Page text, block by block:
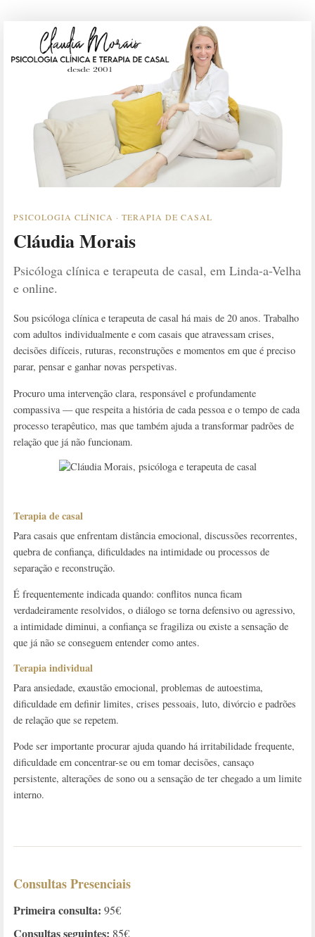
PSICOLOGIA CLÍNICA · TERAPIA DE CASAL
Cláudia Morais
Psicóloga clínica e terapeuta de casal, em Linda-a-Velha
e online.
Sou psicóloga clínica e terapeuta de casal há mais de 20 anos. Trabalho
com adultos individualmente e com casais que atravessam crises,
decisões difíceis, ruturas, reconstruções e momentos em que é preciso
parar, pensar e ganhar novas perspetivas.
Procuro uma intervenção clara, responsável e profundamente
compassiva — que respeita a história de cada pessoa e o tempo de cada
processo terapêutico, mas que também ajuda a transformar padrões de
relação que já não funcionam.
Terapia de casal
Para casais que enfrentam distância emocional, discussões recorrentes,
quebra de confiança, dificuldades na intimidade ou processos de
separação e reconstrução.
É frequentemente indicada quando: conflitos nunca ficam
verdadeiramente resolvidos, o diálogo se torna defensivo ou agressivo,
a intimidade diminui, a confiança se fragiliza ou existe a sensação de
que já não se conseguem entender como antes.
Terapia individual
Para ansiedade, exaustão emocional, problemas de autoestima,
dificuldade em definir limites, crises pessoais, luto, divórcio e padrões
de relação que se repetem.
Pode ser importante procurar ajuda quando há irritabilidade frequente,
dificuldade em concentrar-se ou em tomar decisões, cansaço
persistente, alterações de sono ou a sensação de ter chegado a um limite
interno.
Consultas Presenciais
Primeira consulta: 95€
Consultas seguintes: 85€